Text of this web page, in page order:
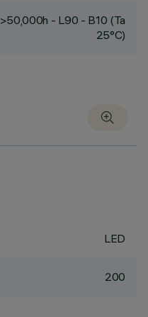
>50,000h - L90 - B10 (Ta
25°C)
LED
200